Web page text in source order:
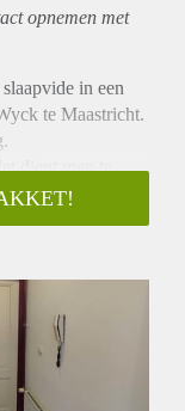
opnemen met
in een
te Maastricht.
dient men te
en wastafel.
maand.